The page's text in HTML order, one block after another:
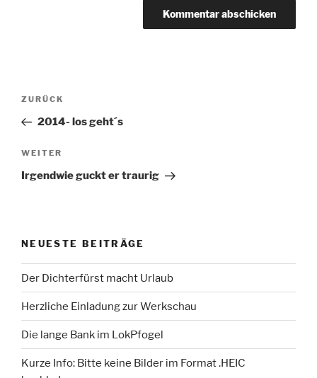
Beitragsnavigation
Vorheriger
Beitrag
ZURÜCK
2014- los geht´s
Nächster
Beitrag
WEITER
Irgendwie guckt er traurig
NEUESTE BEITRÄGE
Der Dichterfürst macht Urlaub
Herzliche Einladung zur Werkschau
Die lange Bank im LokPfogel
Kurze Info: Bitte keine Bilder im Format .HEIC